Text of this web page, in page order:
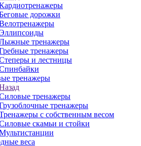
дорожки
тренажеры
тренажеры
и лестницы
тренажеры
тренажеры
тренажеры
с собственным весом
скамьи и стойки
веса